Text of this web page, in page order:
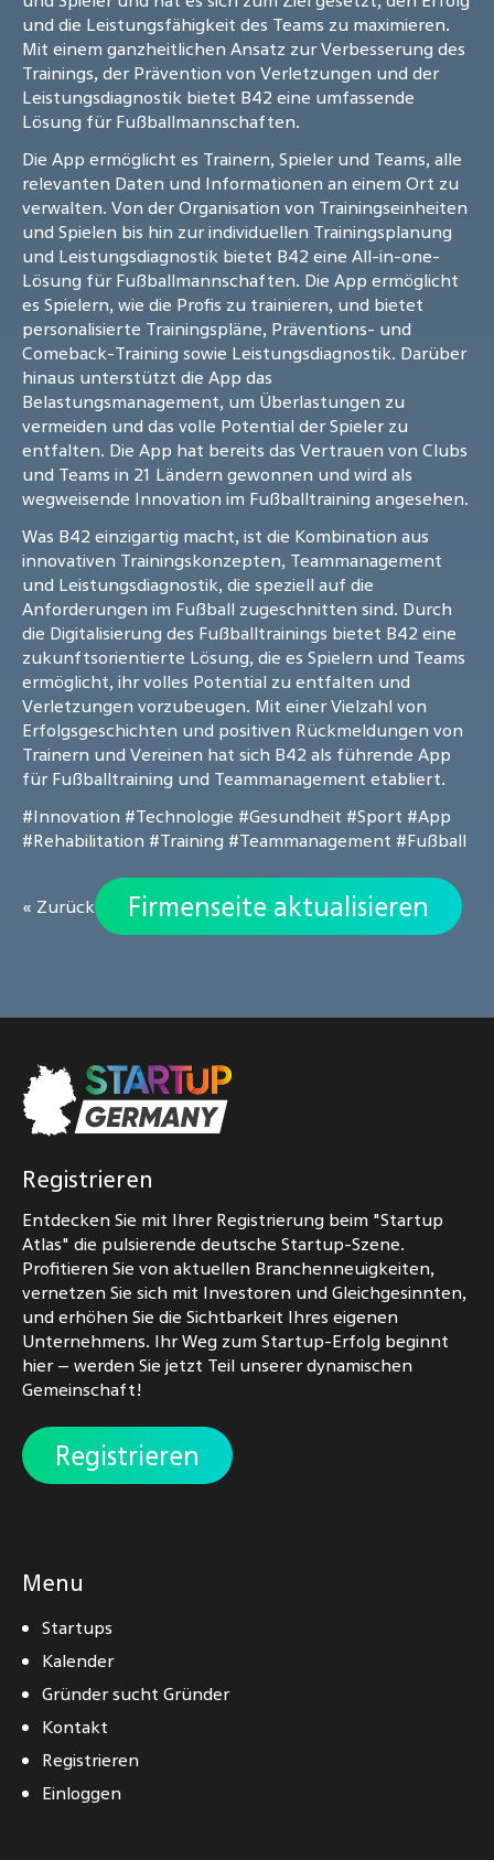
und die Leistungsfähigkeit des Teams zu maximieren.
Mit einem ganzheitlichen Ansatz zur Verbesserung des
Trainings, der Prävention von Verletzungen und der
Leistungsdiagnostik bietet B42 eine umfassende
Lösung für Fußballmannschaften.
Die App ermöglicht es Trainern, Spieler und Teams, alle
relevanten Daten und Informationen an einem Ort zu
verwalten. Von der Organisation von Trainingseinheiten
und Spielen bis hin zur individuellen Trainingsplanung
und Leistungsdiagnostik bietet B42 eine All-in-one-
Lösung für Fußballmannschaften. Die App ermöglicht
es Spielern, wie die Profis zu trainieren, und bietet
personalisierte Trainingspläne, Präventions- und
Comeback-Training sowie Leistungsdiagnostik. Darüber
hinaus unterstützt die App das
Belastungsmanagement, um Überlastungen zu
vermeiden und das volle Potential der Spieler zu
entfalten. Die App hat bereits das Vertrauen von Clubs
und Teams in 21 Ländern gewonnen und wird als
wegweisende Innovation im Fußballtraining angesehen.
Was B42 einzigartig macht, ist die Kombination aus
innovativen Trainingskonzepten, Teammanagement
und Leistungsdiagnostik, die speziell auf die
Anforderungen im Fußball zugeschnitten sind. Durch
die Digitalisierung des Fußballtrainings bietet B42 eine
zukunftsorientierte Lösung, die es Spielern und Teams
ermöglicht, ihr volles Potential zu entfalten und
Verletzungen vorzubeugen. Mit einer Vielzahl von
Erfolgsgeschichten und positiven Rückmeldungen von
Trainern und Vereinen hat sich B42 als führende App
für Fußballtraining und Teammanagement etabliert.
#Innovation #Technologie #Gesundheit #Sport #App
#Rehabilitation #Training #Teammanagement #Fußball
« Zurück Firmenseite aktualisieren
Registrieren
Entdecken Sie mit Ihrer Registrierung beim "Startup
Atlas" die pulsierende deutsche Startup-Szene.
Profitieren Sie von aktuellen Branchenneuigkeiten,
vernetzen Sie sich mit Investoren und Gleichgesinnten,
und erhöhen Sie die Sichtbarkeit Ihres eigenen
Unternehmens. Ihr Weg zum Startup-Erfolg beginnt
hier – werden Sie jetzt Teil unserer dynamischen
Gemeinschaft!
Registrieren
Menu
Startups
Kalender
Gründer sucht Gründer
Kontakt
Registrieren
Einloggen